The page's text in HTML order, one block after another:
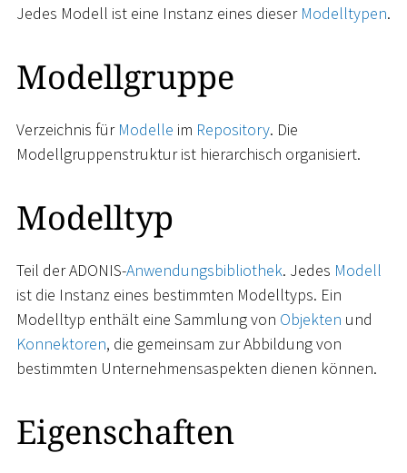
Jedes Modell ist eine Instanz eines dieser Modelltypen.
Modellgruppe
Verzeichnis für Modelle im Repository. Die
Modellgruppenstruktur ist hierarchisch organisiert.
Modelltyp
Teil der ADONIS-Anwendungsbibliothek. Jedes Modell
ist die Instanz eines bestimmten Modelltyps. Ein
Modelltyp enthält eine Sammlung von Objekten und
Konnektoren, die gemeinsam zur Abbildung von
bestimmten Unternehmensaspekten dienen können.
Eigenschaften